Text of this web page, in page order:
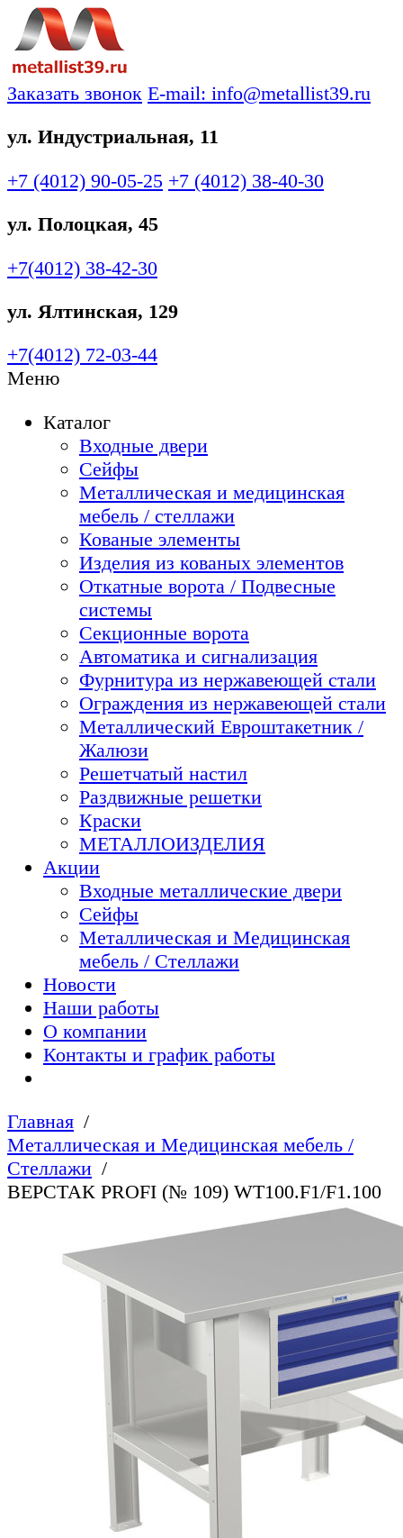
Заказать звонок E-mail: info@metallist39.ru
ул. Индустриальная, 11
+7 (4012) 90-05-25 +7 (4012) 38-40-30
ул. Полоцкая, 45
+7(4012) 38-42-30
ул. Ялтинская, 129
+7(4012) 72-03-44
Меню
Каталог
Входные двери
Сейфы
Металлическая и медицинская
мебель / стеллажи
Кованые элементы
Изделия из кованых элементов
Откатные ворота / Подвесные
системы
Секционные ворота
Автоматика и сигнализация
Фурнитура из нержавеющей стали
Ограждения из нержавеющей стали
Металлический Евроштакетник /
Жалюзи
Решетчатый настил
Раздвижные решетки
Краски
МЕТАЛЛОИЗДЕЛИЯ
Акции
Входные металлические двери
Сейфы
Металлическая и Медицинская
мебель / Стеллажи
Новости
Наши работы
О компании
Контакты и график работы
Главная
Металлическая и Медицинская мебель /
Стеллажи
ВЕРСТАК PROFI (№ 109) WT100.F1/F1.100